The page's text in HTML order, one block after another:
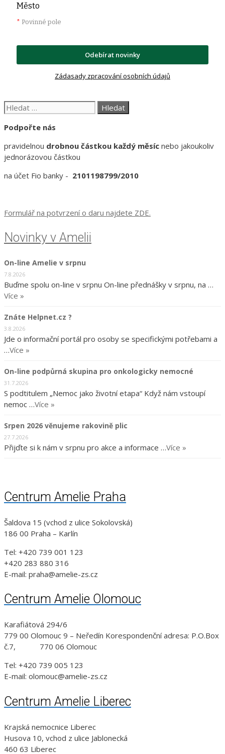
Město
* Povinné pole
Odebírat novinky
Zádasady zpracování osobních údajů
Hledat:
Podpořte nás
pravidelnou drobnou částkou každý měsíc nebo jakoukoliv
jednorázovou částkou
na účet Fio banky - 2101198799/2010
Formulář na potvrzení o daru najdete ZDE.
Novinky v Amelii
On-line Amelie v srpnu
7.8.2026
Buďme spolu on-line v srpnu On-line přednášky v srpnu, na …
Více »
Znáte Helpnet.cz ?
3.8.2026
Jde o informační portál pro osoby se specifickými potřebami a
…Více »
On-line podpůrná skupina pro onkologicky nemocné
31.7.2026
S podtitulem „Nemoc jako životní etapa“ Když nám vstoupí
nemoc …Více »
Srpen 2026 věnujeme rakovině plic
27.7.2026
Přijďte si k nám v srpnu pro akce a informace …Více »
Centrum Amelie Praha
Šaldova 15 (vchod z ulice Sokolovská)
186 00 Praha – Karlín
Tel: +420 739 001 123
+420 283 880 316
E-mail: praha@amelie-zs.cz
Centrum Amelie Olomouc
Karafiátová 294/6
779 00 Olomouc 9 – Neředín Korespondenční adresa: P.O.Box
č.7, 770 06 Olomouc
Tel: +420 739 005 123
E-mail: olomouc@amelie-zs.cz
Centrum Amelie Liberec
Krajská nemocnice Liberec
Husova 10, vchod z ulice Jablonecká
460 63 Liberec